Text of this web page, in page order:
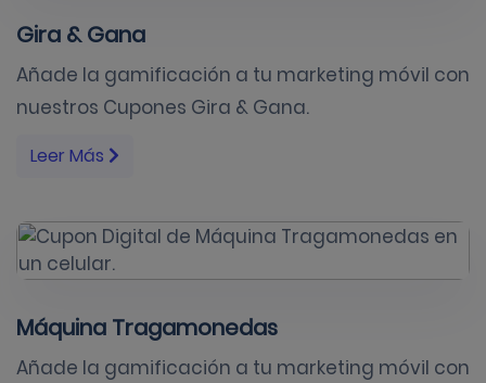
Gira & Gana
Añade la gamificación a tu marketing móvil con
nuestros Cupones Gira & Gana.
Leer Más
Máquina Tragamonedas
Añade la gamificación a tu marketing móvil con